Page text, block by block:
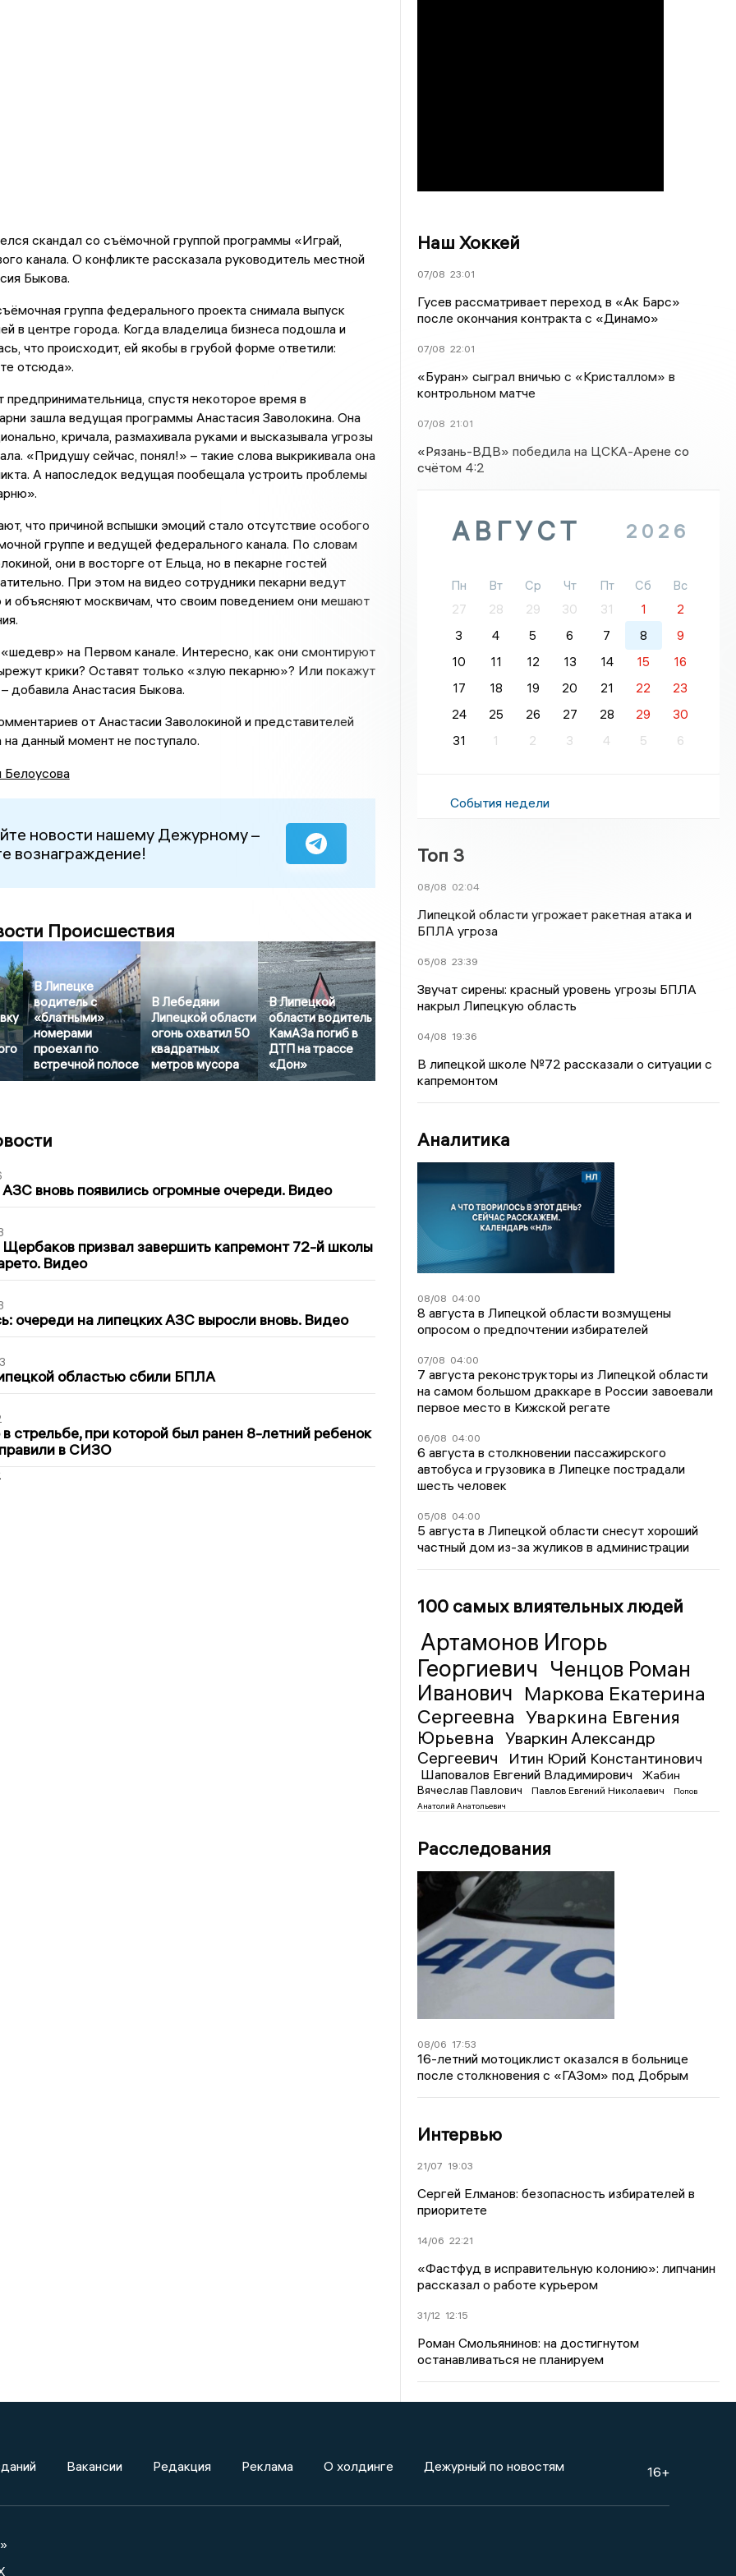
скандал со съёмочной группой программы «Играй,
канала. О конфликте рассказала руководитель местной
Быкова.
группа федерального проекта снимала выпуск
в центре города. Когда владелица бизнеса подошла и
что происходит, ей якобы в грубой форме ответили:
отсюда».
предпринимательница, спустя некоторое время в
зашла ведущая программы Анастасия Заволокина. Она
кричала, размахивала руками и высказывала угрозы
«Придушу сейчас, понял!» – такие слова выкрикивала она
А напоследок ведущая пообещала устроить проблемы
что причиной вспышки эмоций стало отсутствие особого
группе и ведущей федерального канала. По словам
они в восторге от Ельца, но в пекарне гостей
При этом на видео сотрудники пекарни ведут
и объясняют москвичам, что своим поведением они мешают
на Первом канале. Интересно, как они смонтируют
крики? Оставят только «злую пекарню»? Или покажут
добавила Анастасия Быкова.
от Анастасии Заволокиной и представителей
на данный момент не поступало.
Белоусова
новости нашему Дежурному –
вознаграждение!
Происшествия
В Липецке
водитель с
«блатными»
номерами
проехал по
встречной полосе
В Лебедяни
Липецкой области
огонь охватил 50
квадратных
метров мусора
В Липецкой
области водитель
КамАЗа погиб в
ДТП на трассе
«Дон»
вновь появились огромные очереди. Видео
призвал завершить капремонт 72-й школы
Видео
очереди на липецких АЗС выросли вновь. Видео
областью сбили БПЛА
стрельбе, при которой был ранен 8-летний ребенок
в СИЗО
Наш Хоккей
07/08 23:01
Гусев рассматривает переход в «Ак Барс»
после окончания контракта с «Динамо»
07/08 22:01
«Буран» сыграл вничью с «Кристаллом» в
контрольном матче
07/08 21:01
«Рязань-ВДВ» победила на ЦСКА-Арене со
счётом 4:2
АВГУСТ 2026
Пн Вт Ср Чт Пт Сб
Вс
27
28 29 30 31 1
2
3
4 5 6 7 8
9
10
11 12 13 14 15
16
17
18 19 20 21 22
23
24
25 26 27 28 29
30
31
1 2 3 4 5 6
События недели
Топ 3
08/08 02:04
Липецкой области угрожает ракетная атака и
БПЛА угроза
05/08 23:39
Звучат сирены: красный уровень угрозы БПЛА
накрыл Липецкую область
04/08 19:36
В липецкой школе №72 рассказали о ситуации с
капремонтом
Аналитика
08/08 04:00
8 августа в Липецкой области возмущены
опросом о предпочтении избирателей
07/08 04:00
7 августа реконструкторы из Липецкой области
на самом большом драккаре в России завоевали
первое место в Кижской регате
06/08 04:00
6 августа в столкновении пассажирского
автобуса и грузовика в Липецке пострадали
шесть человек
05/08 04:00
5 августа в Липецкой области снесут хороший
частный дом из-за жуликов в администрации
100 самых влиятельных людей
Артамонов Игорь
Георгиевич Ченцов Роман
Иванович Маркова Екатерина
Сергеевна Уваркина Евгения
Юрьевна
Уваркин Александр
Сергеевич
Итин Юрий Константинович
Шаповалов Евгений Владимирович
Жабин
Вячеслав Павлович
Павлов Евгений Николаевич
Попов
Анатолий Анатольевич
Расследования
08/06 17:53
16-летний мотоциклист оказался в больнице
после столкновения с «ГАЗом» под Добрым
Интервью
21/07 19:03
Сергей Елманов: безопасность избирателей в
приоритете
14/06 22:21
«Фастфуд в исправительную колонию»: липчанин
рассказал о работе курьером
31/12 12:15
Роман Смольянинов: на достигнутом
останавливаться не планируем
Вакансии Редакция Реклама О холдинге Дежурный по новостям 16+